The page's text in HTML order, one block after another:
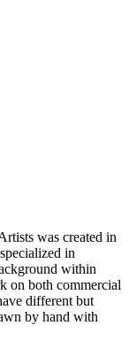
was created in
in
within
on both commercial
different but
by hand with